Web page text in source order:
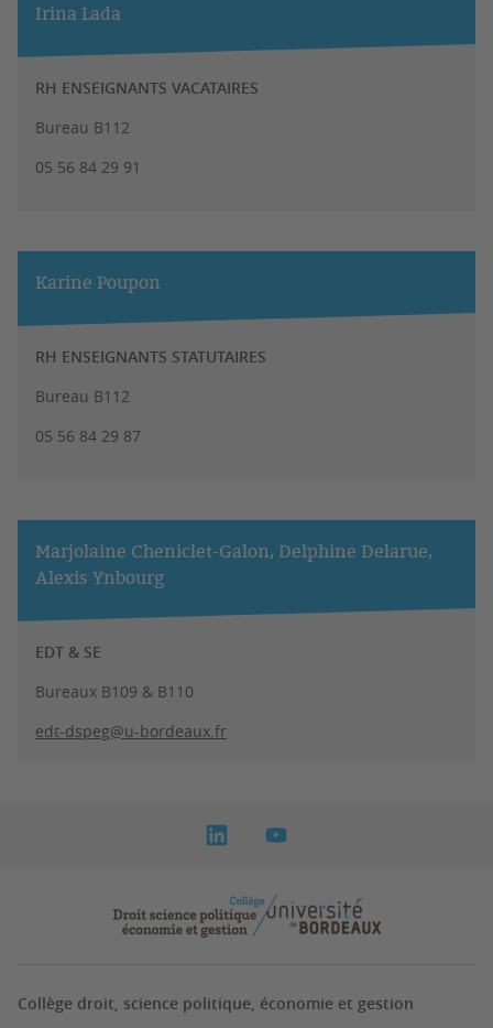
Irina Lada
RH ENSEIGNANTS VACATAIRES
Bureau B112
05 56 84 29 91
Karine Poupon
RH ENSEIGNANTS STATUTAIRES
Bureau B112
05 56 84 29 87
Marjolaine Cheniclet-Galon, Delphine Delarue,
Alexis Ynbourg
EDT & SE
Bureaux B109 & B110
edt-dspeg@u-bordeaux.fr
Collège droit, science politique, économie et gestion